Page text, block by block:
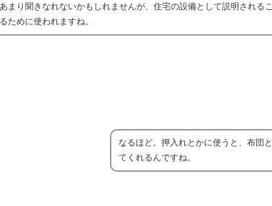
まり聞きなれないかもしれませんが、住宅の設備として説明され
ために使われますね。
なるほど。押入れとかに使うと、布団
てくれるんですね。